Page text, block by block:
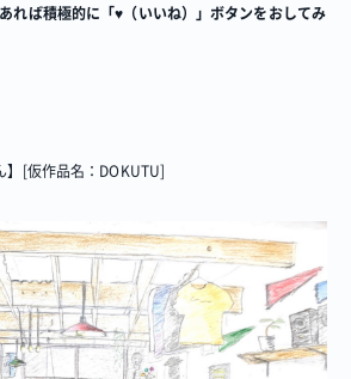
れば積極的に「♥（いいね）」ボタンをおしてみ
】[仮作品名：DOKUTU]